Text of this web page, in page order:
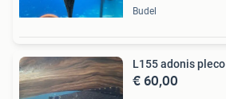
Budel
L155 adonis pleco
€ 60,00